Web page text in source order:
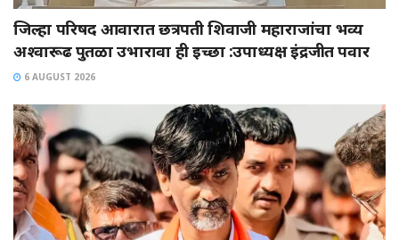
जिल्हा परिषद आवारात छत्रपती शिवाजी महाराजांचा भव्य
अश्वारूढ पुतळा उभारावा ही इच्छा :उपाध्यक्ष इंद्रजीत पवार
6 AUGUST 2026